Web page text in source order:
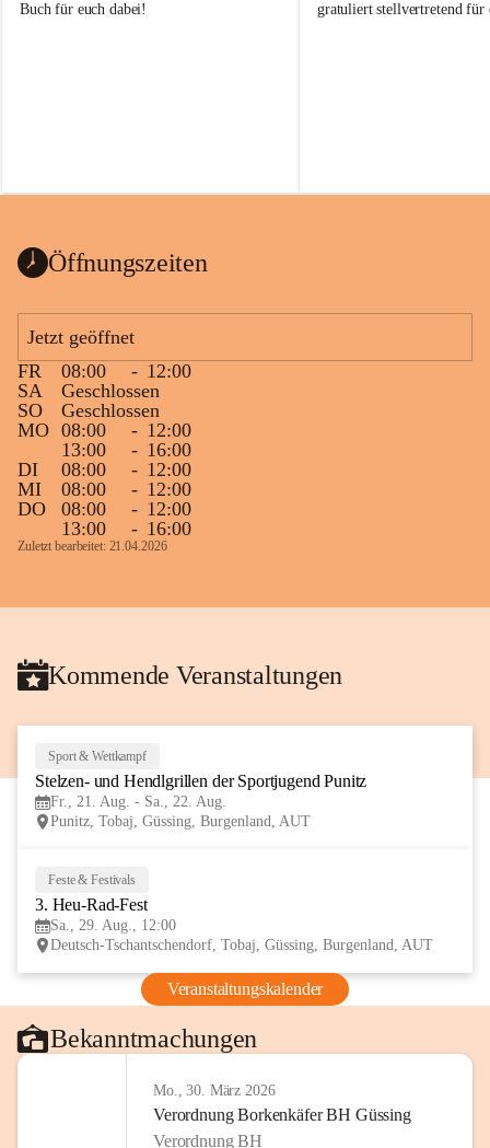
Buch für euch dabei!
Wanduhr (!) benutzt und musste
Das Gemeindeamt freut sich sehr über die
Spende >lesenswerter< Bücher und
vorsortiert in die Bücherzelle eingeräumt
werden können.
Gleichzeitig möchten wir uns bei all Jenen
sehr herzlich bedanken, die bereits viele
tolle Bücher spendiert haben.
gratuliert stellvertretend für
Gesundheit, Gelassenheit
Öffnungszeiten
Jetzt geöffnet
FR
08:00 - 12:00
SA
Geschlossen
SO
Geschlossen
MO 08:00 - 12:00
13:00
- 16:00
DI
08:00 - 12:00
MI
08:00 - 12:00
DO
08:00 - 12:00
13:00
- 16:00
Zuletzt bearbeitet: 21.04.2026
Kommende Veranstaltungen
Sport & Wettkampf
Stelzen- und Hendlgrillen der Sportjugend Punitz
Fr., 21. Aug. - Sa., 22. Aug.
Punitz, Tobaj, Güssing, Burgenland, AUT
Feste & Festivals
3. Heu-Rad-Fest
Sa., 29. Aug., 12:00
Deutsch-Tschantschendorf, Tobaj, Güssing, Burgenland, AUT
Veranstaltungskalender
Bekanntmachungen
Mo., 30. März 2026
Verordnung Borkenkäfer BH Güssing
Verordnung BH